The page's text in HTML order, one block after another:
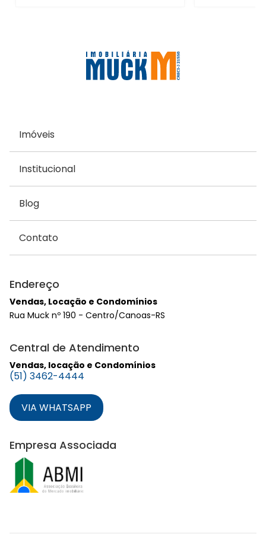
Imóveis
Institucional
Blog
Contato
Endereço
Vendas, Locação e Condomínios
Rua Muck nº 190 - Centro/Canoas-RS
Central de Atendimento
Vendas, locação e Condomínios
(51) 3462-4444
VIA WHATSAPP
Empresa Associada